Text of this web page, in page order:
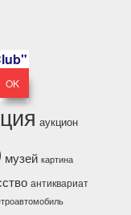
аукцион
музей картина
антиквариат